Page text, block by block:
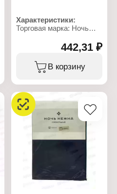
Характеристики:
Торговая марка: Ночь
Тип товара: Набор
наволочек
Модель: "Миднайт"
Количество: 2 шт
Материал: поплин
Состав ткани: 100%
хлопок
Плотность ткани: 110 г/
вкладышем
442,31 ₽
В корзину